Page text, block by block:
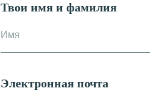
Твои имя и фамилия
Электронная почта